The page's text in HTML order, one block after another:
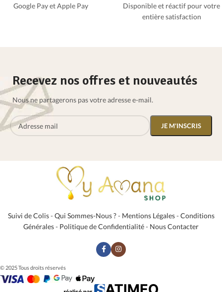
Google Pay et Apple Pay
Disponible et réactif pour votre
entière satisfaction
Recevez nos offres et nouveautés
Nous ne partagerons pas votre adresse e-mail.
Suivi de Colis- Qui Sommes-Nous ?- Mentions Légales- Conditions
Générales- Politique de Confidentialité- Nous Contacter
© 2025 Tous droits réservés